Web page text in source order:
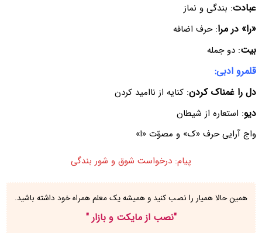
عبادت: بندگی و نماز
«را» در مرا: حرف اضافه
بیت: دو جمله
قلمرو ادبی:
دل را غمناک کردن: کنایه از ناامید کردن
دیو: استعاره از شیطان
واج آرایی حرف «ک» و مصوّت «ا»
پیام: درخواست شوق و شور بندگی
همین حالا همیار را نصب کنید و همیشه یک معلم همراه خود داشته باشید.
"نصب از مایکت و بازار "